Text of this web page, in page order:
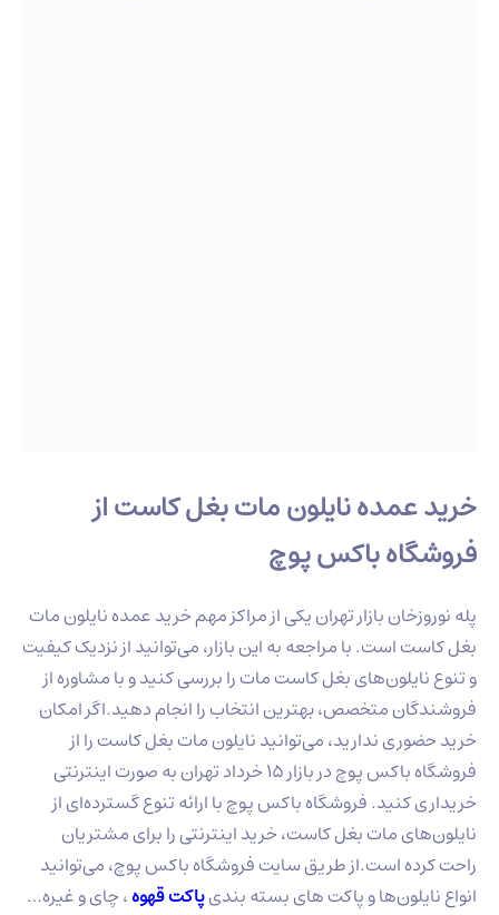
خرید عمده نایلون مات بغل کاست از
فروشگاه باکس پوچ
پله نوروزخان بازار تهران یکی از مراکز مهم خرید عمده نایلون مات
بغل کاست است. با مراجعه به این بازار، می‌توانید از نزدیک کیفیت
و تنوع نایلون‌های بغل کاست مات را بررسی کنید و با مشاوره از
فروشندگان متخصص، بهترین انتخاب را انجام دهید.اگر امکان
خرید حضوری ندارید، می‌توانید نایلون مات بغل کاست را از
فروشگاه باکس پوچ در بازار 15 خرداد تهران به صورت اینترنتی
خریداری کنید. فروشگاه باکس پوچ با ارائه تنوع گسترده‌ای از
نایلون‌های مات بغل کاست، خرید اینترنتی را برای مشتریان
راحت کرده است.از طریق سایت فروشگاه باکس پوچ، می‌توانید
انواع نایلون‌ها و پاکت های بسته بندیپاکت قهوه، چای و غیره…